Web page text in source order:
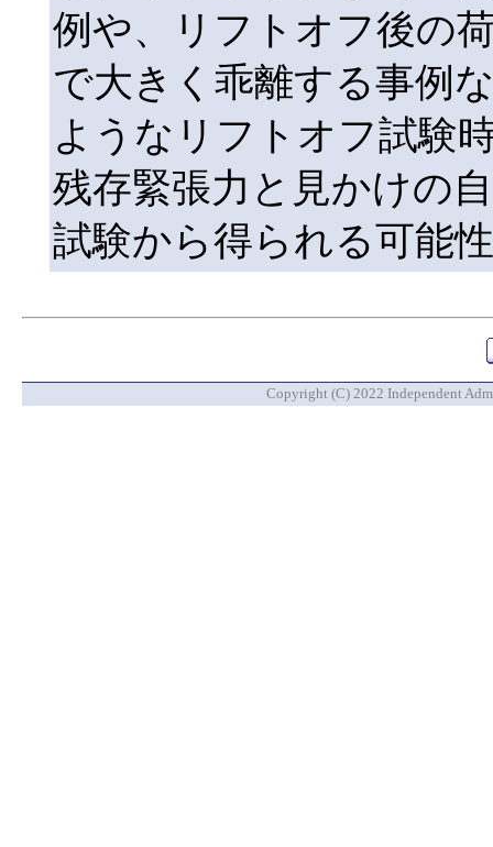
例や、リフトオフ後の
で大きく乖離する事例
ようなリフトオフ試験
残存緊張力と見かけの
試験から得られる可能
Copyright (C) 2022 Independent